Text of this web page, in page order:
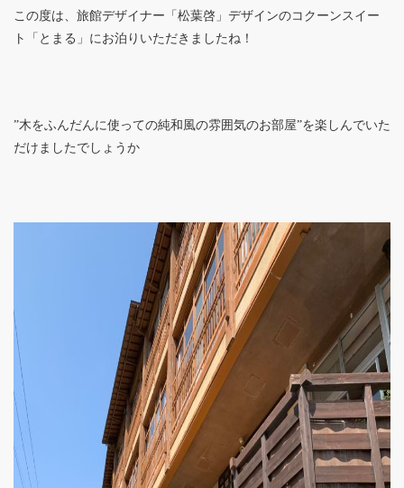
この度は、旅館デザイナー「松葉啓」デザインのコクーンスイー
ト「とまる」にお泊りいただきましたね！
”木をふんだんに使っての純和風の雰囲気のお部屋”を楽しんでいた
だけましたでしょうか